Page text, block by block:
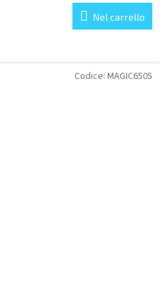
Nel carrello
Codice: MAGIC6505